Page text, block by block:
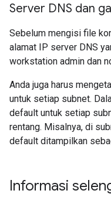
Server DNS dan
Sebelum mengisi file
alamat IP server DNS
workstation admin dan
Anda juga harus
untuk setiap subnet.
default untuk setiap
rentang. Misalnya, di
default ditampilkan
Informasi